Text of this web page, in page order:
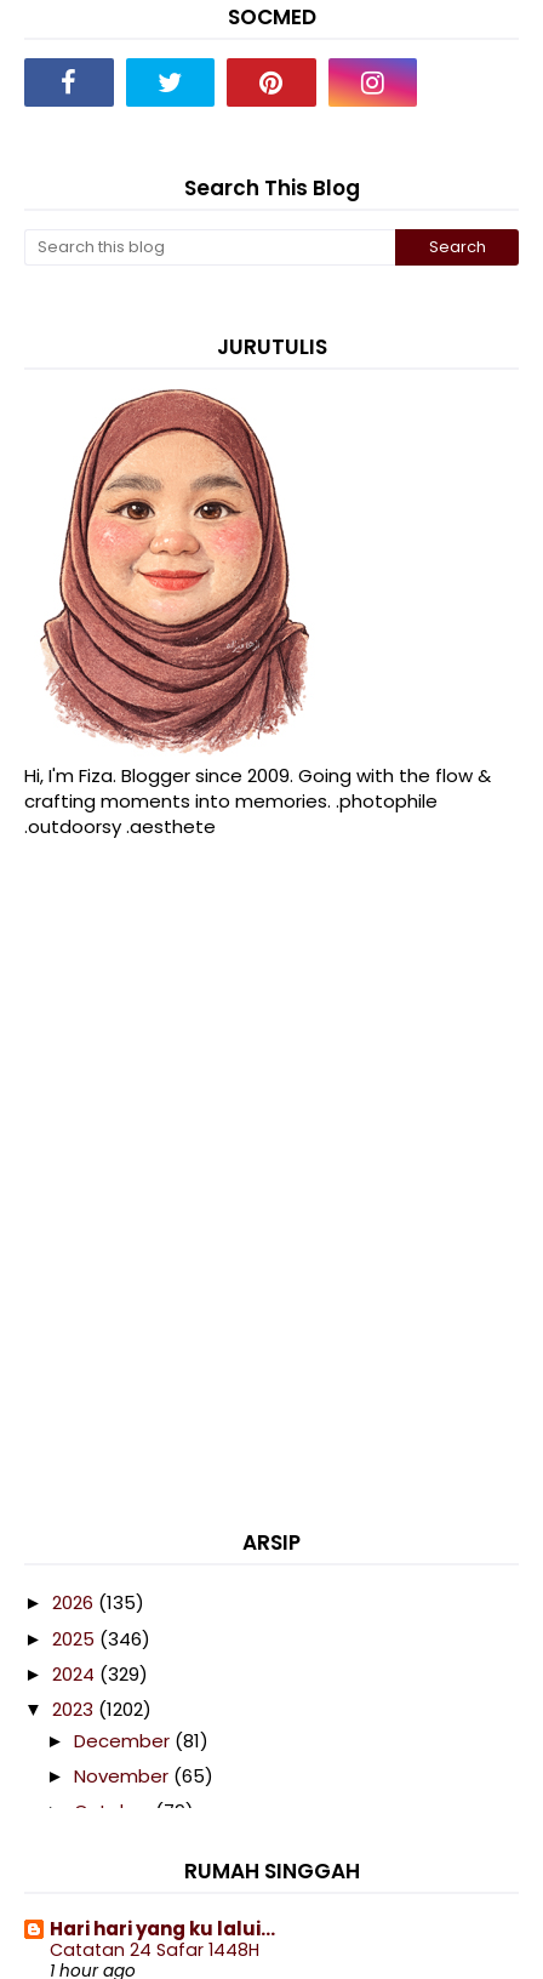
SOCMED
Search This Blog
JURUTULIS
Hi, I'm Fiza. Blogger since 2009. Going with the flow &
crafting moments into memories. .photophile
.outdoorsy .aesthete
ARSIP
► 2026 (135)
► 2025 (346)
► 2024 (329)
▼ 2023 (1202)
► December (81)
► November (65)
► October (79)
(132)
► July (123)
►June(96)
RUMAH SINGGAH
Hari hari yang ku lalui...
Catatan 24 Safar 1448H
1 hour ago